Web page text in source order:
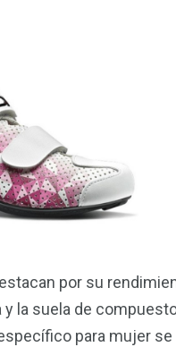
por su
la suela de
para mujer